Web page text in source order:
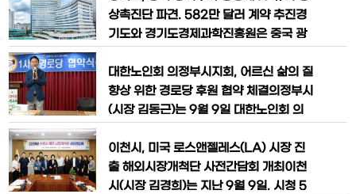
상촉진단 파견. 582만 달러 계약 추진경
기도와 경기도경제과학진흥원은 중국 광
진단’을 파견해200건의 상담과582만 달
러의 계약추진을 진행했다고10일 밝혔다.
이번 통상촉진단 파견은 한국 화장품 수입
출 판로를 확대하기 위해 추진됐다.지난2
일 중국 광저우, 4일 충칭으로 파견된K-
뷰티
대한노인회 의정부시지회, 어르신 삶의 질
향상 위한 경로당 후원 협약 체결의정부시
(시장 김동근)는 9월 9일 대한노인회 의
당 협약식’을 열고, 39개 후원사와 39개
경로당 간 지원 협약을 체결했다고 밝혔
다.대한노인회 의정부시지회 4층 강당에
이천시, 미국 로스앤젤레스(LA) 시장 진
출 해외시장개척단 사전간담회 개최이천
시(시장 김경희)는 지난 9월 9일, 시청 5